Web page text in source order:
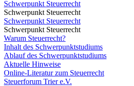
Schwerpunkt Steuerrecht
Schwerpunkt Steuerrecht
Schwerpunkt Steuerrecht
Schwerpunkt Steuerrecht
Warum Steuerrecht?
Inhalt des Schwerpunktstudiums
Ablauf des Schwerpunktstudiums
Aktuelle Hinweise
Online-Literatur zum Steuerrecht
Steuerforum Trier e.V.